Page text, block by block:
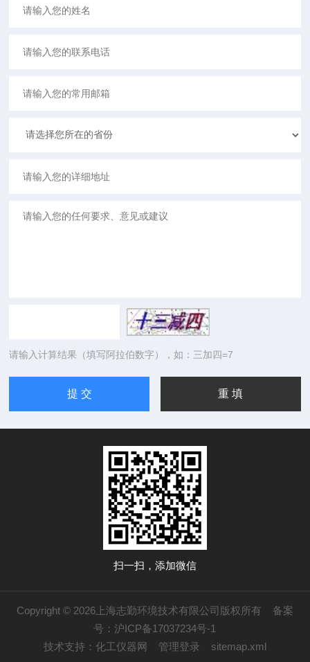
请输入计算结果（填写阿拉伯数字），如：三加四=7
扫一扫，添加微信
Copyright © 2026上海志勤环境技术有限公司版权所有 备案
号：沪ICP备17037234号-1
技术支持： 化工仪器网 管理登录 sitemap.xml